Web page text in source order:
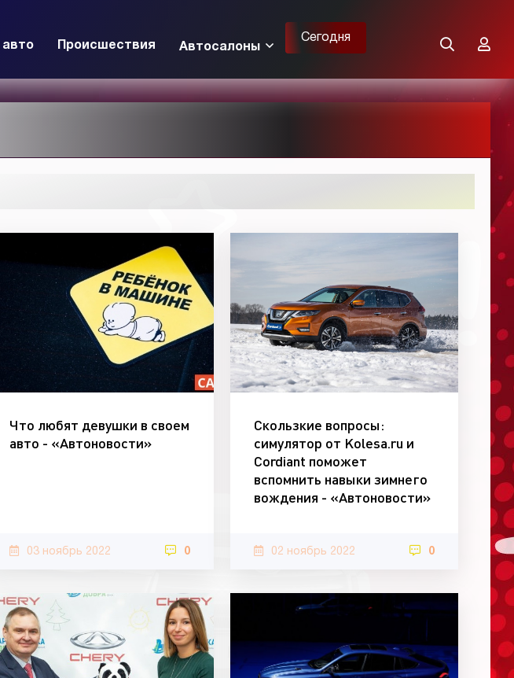
авто Происшествия Автосалоны
Сегодня
Что любят девушки в своем
авто - «Автоновости»
03 ноябрь 2022 0
Скользкие вопросы:
симулятор от Kolesa.ru и
Cordiant поможет
вспомнить навыки зимнего
вождения - «Автоновости»
02 ноябрь 2022 0